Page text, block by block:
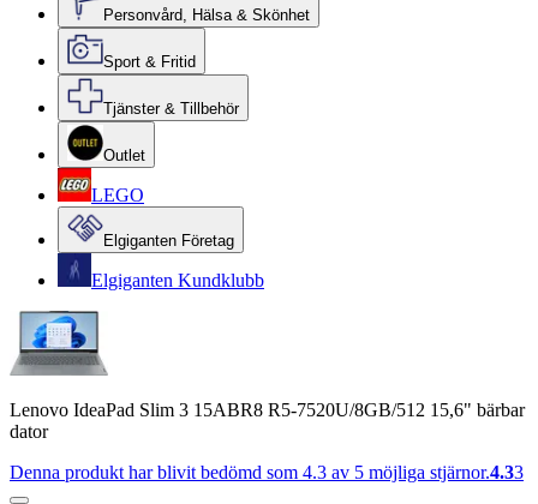
Personvård, Hälsa & Skönhet
Sport & Fritid
Tjänster & Tillbehör
Outlet
LEGO
Elgiganten Företag
Elgiganten Kundklubb
Lenovo IdeaPad Slim 3 15ABR8 R5-7520U/8GB/512 15,6" bärbar
dator
Denna produkt har blivit bedömd som 4.3 av 5 möjliga stjärnor.4.33